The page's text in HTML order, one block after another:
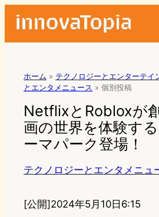
ホーム » テクノロジーとエンターテイ
とエンタメニュース » 個別投稿
NetflixとRobloxが
画の世界を体験す
ーマパーク登場！
テクノロジーとエンタメニュ
[公開]2024年5月10日6:15